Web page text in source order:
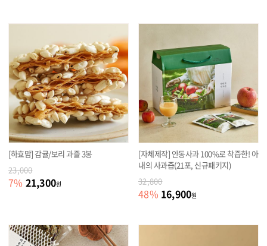
[하효맘] 감귤/보리 과즐 3봉
23,000
7% 21,300원
[자체제작] 안동사과 100%로 착즙한! 아
내의 사과즙(21포, 신규패키지)
32,800
48% 16,900원